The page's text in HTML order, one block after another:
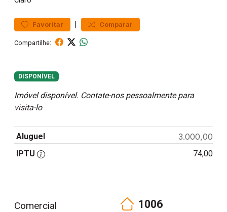
Favoritar | Comparar
Compartilhe:
DISPONÍVEL
Imóvel disponível. Contate-nos pessoalmente para
visita-lo
Aluguel 3.000,00
IPTU 74,00
Comercial 1006